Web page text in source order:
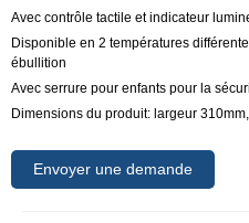
Avec contrôle tactile et indicateur
Disponible en 2 températures
ébullition
Avec serrure pour enfants pour la
Dimensions du produit: largeur
Envoyer une demande